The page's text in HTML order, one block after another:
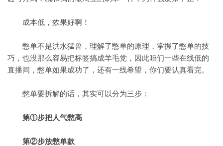
成本低，效果好啊！
憋单不是洪水猛兽，理解了憋单的原理，掌握了憋单的技
巧，也没那么容易把标签搞成羊毛党，因此咱们一些在线低的
直播间，憋单如果成功了，还有一线希望，你们要认真看完。
憋单要拆解的话，其实可以分为三步：
第①步把人气憋高
第②步放憋单款